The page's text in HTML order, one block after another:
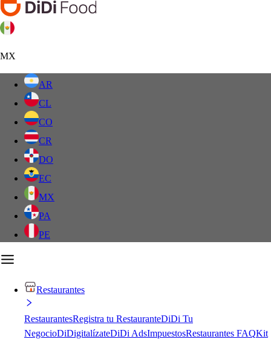
MX
AR
CL
CO
CR
DO
EC
MX
PA
PE
Restaurantes
RestaurantesRegistra tu RestauranteDiDi Tu
NegocioDiDigitalízateDiDi AdsImpuestosRestaurantes FAQKit